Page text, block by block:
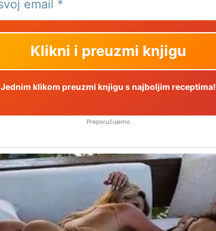
Jednim klikom preuzmi knjigu s najboljim receptima!
Preporučujemo